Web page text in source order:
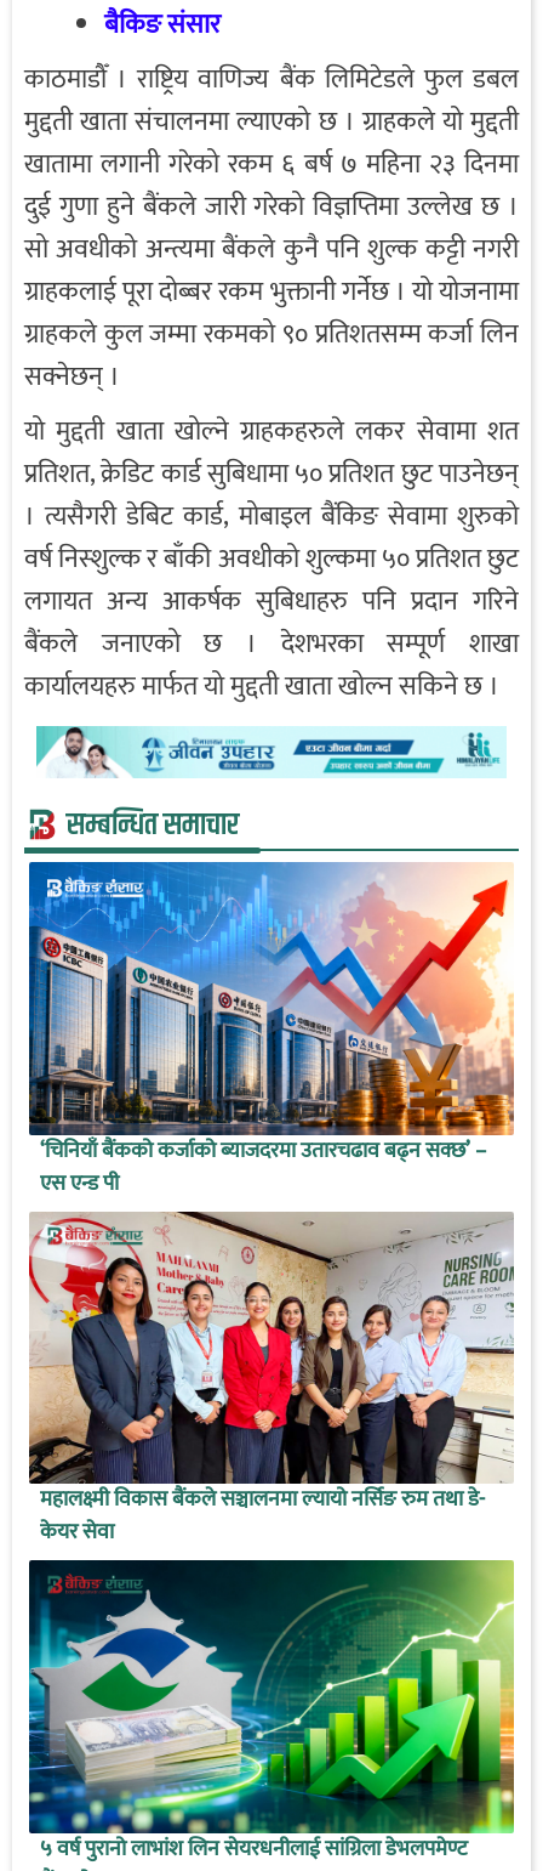
बैकिङ संसार
काठमाडौँ । राष्ट्रिय वाणिज्य बैंक लिमिटेडले फुल डबल
मुद्दती खाता संचालनमा ल्याएको छ । ग्राहकले यो मुद्दती
खातामा लगानी गरेको रकम ६ बर्ष ७ महिना २३ दिनमा
दुई गुणा हुने बैंकले जारी गरेको विज्ञप्तिमा उल्लेख छ ।
सो अवधीको अन्त्यमा बैंकले कुनै पनि शुल्क कट्टी नगरी
ग्राहकलाई पूरा दोब्बर रकम भुक्तानी गर्नेछ । यो योजनामा
ग्राहकले कुल जम्मा रकमको ९० प्रतिशतसम्म कर्जा लिन
सक्नेछन् ।
यो मुद्दती खाता खोल्ने ग्राहकहरुले लकर सेवामा शत
प्रतिशत, क्रेडिट कार्ड सुबिधामा ५० प्रतिशत छुट पाउनेछन्
। त्यसैगरी डेबिट कार्ड, मोबाइल बैंकिङ सेवामा शुरुको
वर्ष निस्शुल्क र बाँकी अवधीको शुल्कमा ५० प्रतिशत छुट
लगायत अन्य आकर्षक सुबिधाहरु पनि प्रदान गरिने
बैंकले जनाएको छ । देशभरका सम्पूर्ण शाखा
कार्यालयहरु मार्फत यो मुद्दती खाता खोल्न सकिने छ ।
सम्बन्धित समाचार
‘चिनियाँ बैंकको कर्जाको ब्याजदरमा उतारचढाव बढ्न सक्छ’ –
एस एन्ड पी
महालक्ष्मी विकास बैंकले सञ्चालनमा ल्यायो नर्सिङ रुम तथा डे-
केयर सेवा
५ वर्ष पुरानो लाभांश लिन सेयरधनीलाई सांग्रिला डेभलपमेण्ट